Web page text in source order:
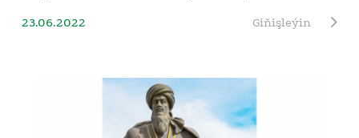
23.06.2022 Giňişleýin